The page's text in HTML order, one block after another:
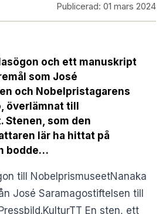
Publicerad: 01 mars 2024
och ett manuskript
som José
och Nobelpristagarens
överlämnat till
Stenen, som den
lär ha hittat på
bodde…
till NobelprismuseetNanaka
José Saramagostiftelsen till
En sten, ett